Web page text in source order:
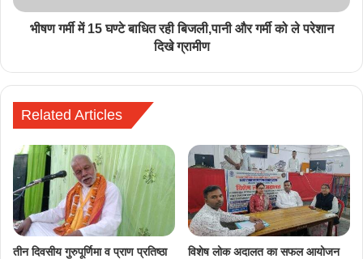
भीषण गर्मी में 15 घण्टे बाधित रही बिजली,पानी और गर्मी को ले परेशान
दिखे ग्रामीण
Related Articles
तीन दिवसीय गुरुपूर्णिमा व प्राण प्रतिष्ठा
विशेष लोक अदालत का सफल आयोजन